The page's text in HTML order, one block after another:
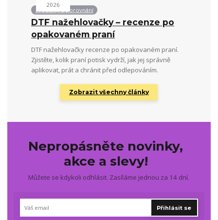
2026
Produkty a porovnání
DTF nažehlovačky – recenze po
opakovaném praní
DTF nažehlovačky recenze po opakovaném praní.
Zjistěte, kolik praní potisk vydrží, jak jej správně
aplikovat, prát a chránit před odlepováním.
Zobrazit všechny články
Nepropásněte novinky,
akce a slevy!
Můžete se kdykoli odhlásit. Zasíláme jednou za 14 dní.
Přihlásit se